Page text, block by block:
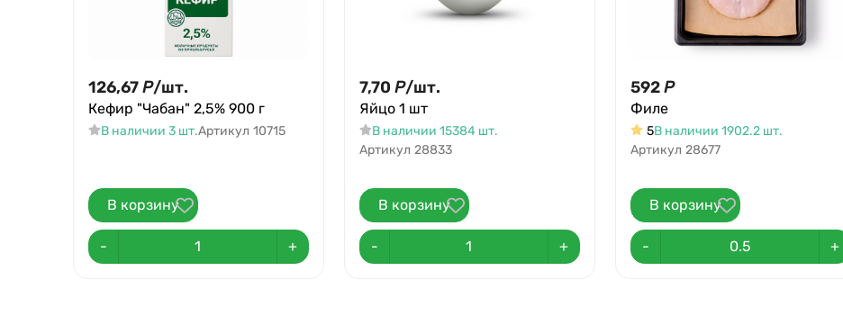
126,67Р/шт.
Кефир "Чабан" 2,5% 900 г
В наличии 3 шт.Артикул 10715
В корзину
- +
7,70 Р/шт.
Яйцо 1 шт
В наличии 15384 шт.
Артикул 28833
В корзину
- +
592Р
Филе
5В наличии 1902.2 шт.
Артикул 28677
В корзину
- +